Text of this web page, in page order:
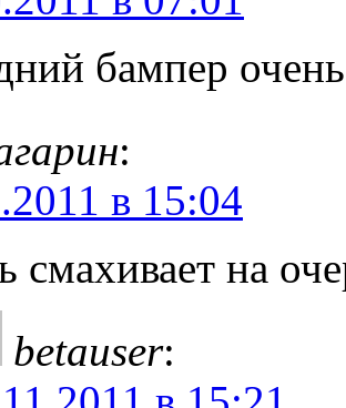
бампер
:
в 15:04
смахивает на
betauser: